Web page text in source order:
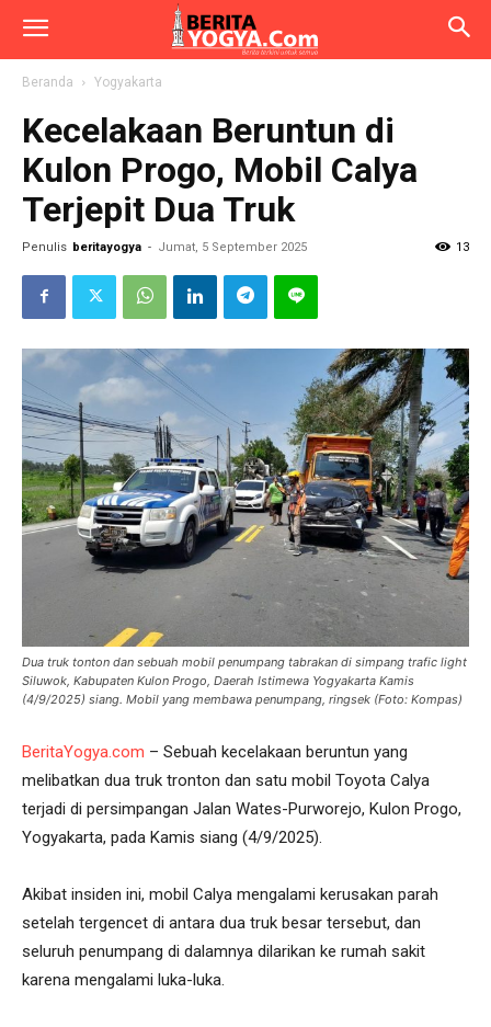
Beranda Yogyakarta
Kecelakaan Beruntun di
Kulon Progo, Mobil Calya
Terjepit Dua Truk
Penulis beritayogya - Jumat, 5 September 2025 13
Dua truk tonton dan sebuah mobil penumpang tabrakan di simpang trafic light
Siluwok, Kabupaten Kulon Progo, Daerah Istimewa Yogyakarta Kamis
(4/9/2025) siang. Mobil yang membawa penumpang, ringsek (Foto: Kompas)
BeritaYogya.com – Sebuah kecelakaan beruntun yang
melibatkan dua truk tronton dan satu mobil Toyota Calya
terjadi di persimpangan Jalan Wates-Purworejo, Kulon Progo,
Yogyakarta, pada Kamis siang (4/9/2025).
Akibat insiden ini, mobil Calya mengalami kerusakan parah
setelah tergencet di antara dua truk besar tersebut, dan
seluruh penumpang di dalamnya dilarikan ke rumah sakit
karena mengalami luka-luka.